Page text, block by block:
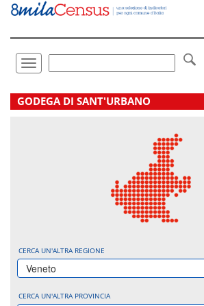
Vai
direttamente
Toggle
navigation
.
GODEGA DI SANT'URBANO
CERCA UN'ALTRA REGIONE
Veneto
CERCA UN'ALTRA PROVINCIA